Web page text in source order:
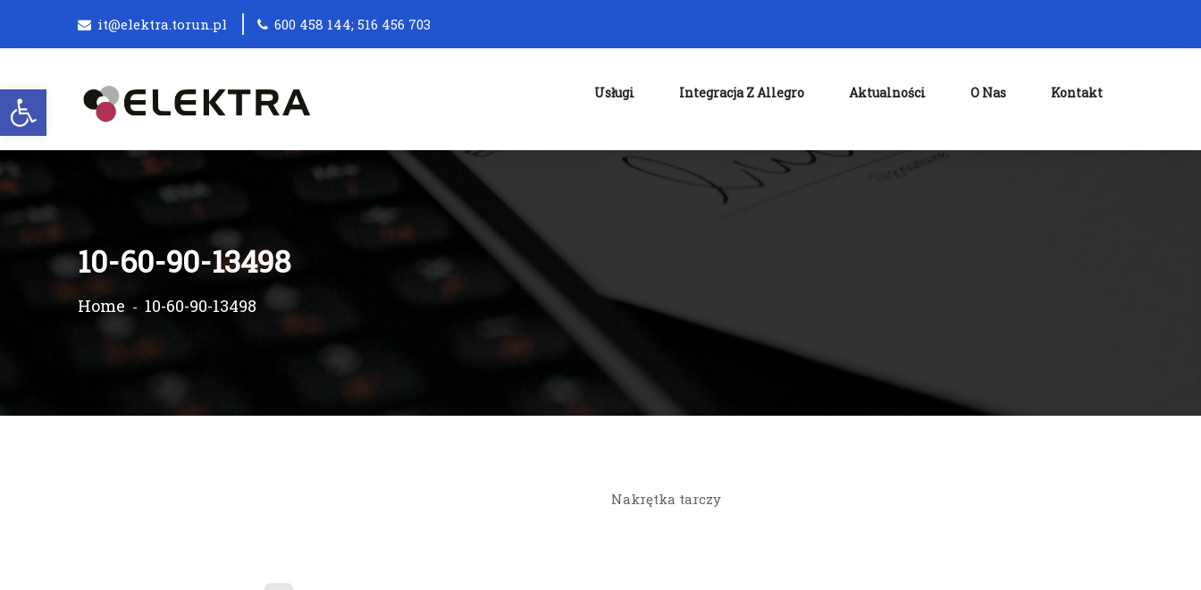
Otwórz pasek narzędzi
it@elektra.torun.pl 600 458 144; 516 456 703
Usługi Integracja Z Allegro Aktualności O Nas Kontakt
10-60-90-13498
Home 10-60-90-13498
Nakrętka tarczy